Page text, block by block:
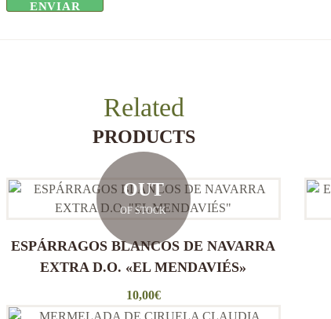
Related
PRODUCTS
OUT
OF STOCK
ESPÁRRAGOS BLANCOS DE NAVARRA
EXTRA D.O. «EL MENDAVIÉS»
10,00€